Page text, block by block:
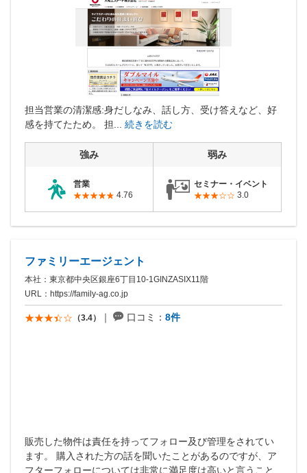
担当営業の清潔感:身だしなみ、話し方、受け答えなど、好
感を持てたため。 担... 続きを読む
強み
営業
4.76
弱み
セミナー・イベント
3.0
ファミリーエージェント
本社：東京都中央区銀座6丁目10-1GINZASIX11階
URL： https://family-ag.co.jp
（3.4） 口コミ： 8件
販売した物件は責任を持ってフォロー及び管理をされてい
ます。 購入された方の話を聞いたことがあるのですが、ア